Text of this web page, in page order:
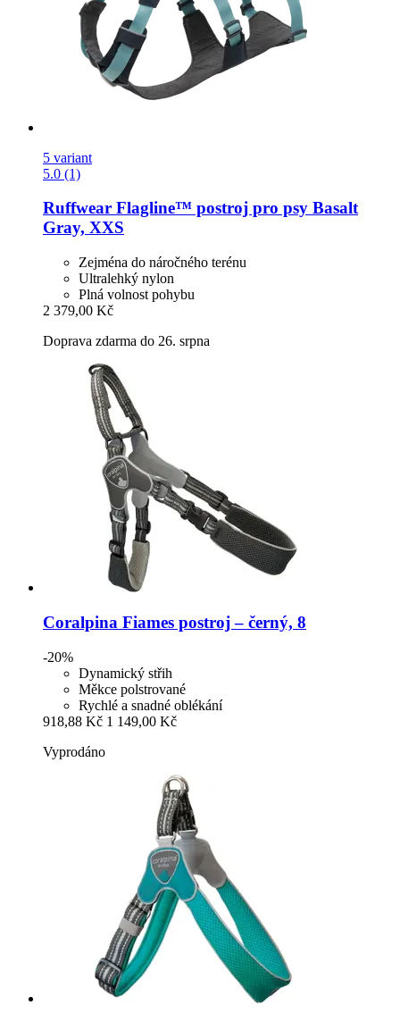
5 variant
5.0 (1)
Ruffwear Flagline™ postroj pro psy Basalt
Gray, XXS
Zejména do náročného terénu
Ultralehký nylon
Plná volnost pohybu
2 379,00 Kč
Doprava zdarma do 26. srpna
Coralpina Fiames postroj – černý, 8
-20%
Dynamický střih
Měkce polstrované
Rychlé a snadné oblékání
918,88 Kč 1 149,00 Kč
Vyprodáno